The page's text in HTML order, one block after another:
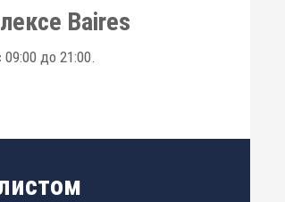
Baires
до 21:00.